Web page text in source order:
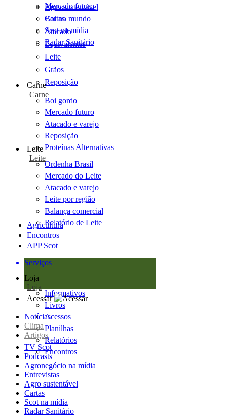
Agro sustentável
Cartas
Scot na mídia
Radar Sanitário
Mercado futuro
Boi no mundo
Atacado
Equivalentes
Leite
Grãos
Reposição
Carne
Carne
Boi gordo
Mercado futuro
Atacado e varejo
Reposição
Proteínas Alternativas
Leite
Leite
Ordenha Brasil
Mercado do Leite
Atacado e varejo
Leite por região
Balança comercial
Relatório de Leite
Agricultura
Encontros
APP Scot
Serviços
Loja
Loja
Informativos
Livros
Acessos
Planilhas
Relatórios
Encontros
Acessar
Notícias
Clima
Artigos
TV Scot
Podcasts
Agronegócio na mídia
Entrevistas
Agro sustentável
Cartas
Scot na mídia
Radar Sanitário